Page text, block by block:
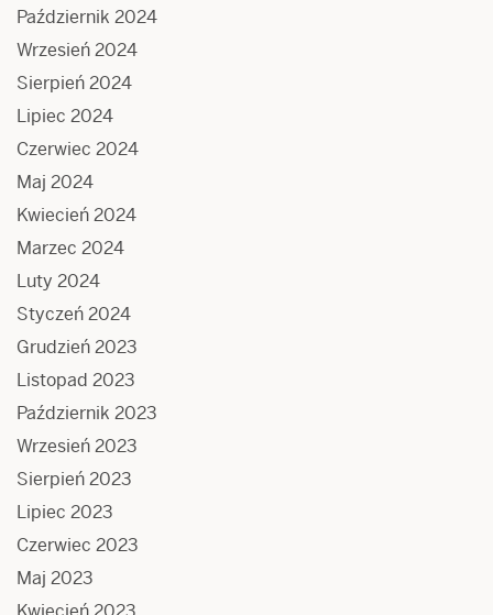
Październik 2024
Wrzesień 2024
Sierpień 2024
Lipiec 2024
Czerwiec 2024
Maj 2024
Kwiecień 2024
Marzec 2024
Luty 2024
Styczeń 2024
Grudzień 2023
Listopad 2023
Październik 2023
Wrzesień 2023
Sierpień 2023
Lipiec 2023
Czerwiec 2023
Maj 2023